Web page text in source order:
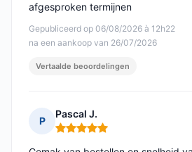
Gepubliceerd op 06/08/2026 à 12h22
na een aankoop van 26/07/2026
afgesproken termijnen
Vertaalde beoordelingen
P
Pascal J.
Opmerking: 5 van 5